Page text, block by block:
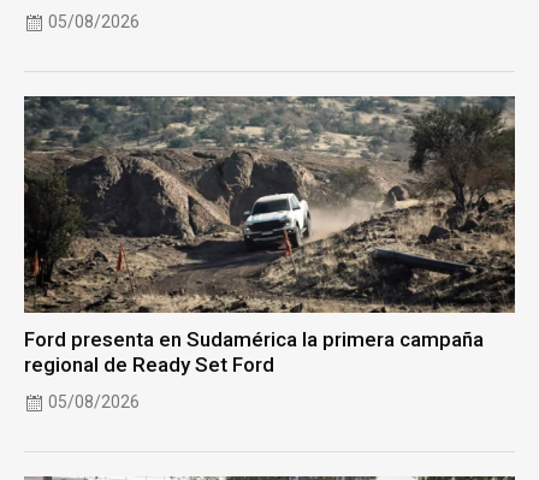
05/08/2026
Ford presenta en Sudamérica la primera campaña
regional de Ready Set Ford
05/08/2026